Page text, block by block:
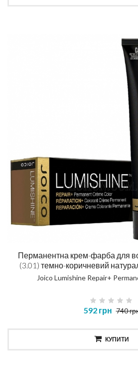
Перманентна крем-фарба для
(3.01) темно-коричневий
Joico Lumishine Repair+
592 грн 740
КУПИТИ